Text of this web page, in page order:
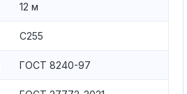
12 м
С255
ГОСТ 8240-97